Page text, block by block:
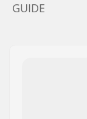
GUIDE